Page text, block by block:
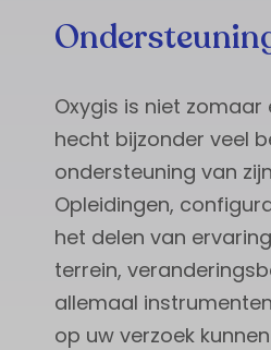
Oxygis is niet
hecht bijzonder veel
ondersteuning van
Opleidingen,
het delen van
terrein,
allemaal
op uw verzoek